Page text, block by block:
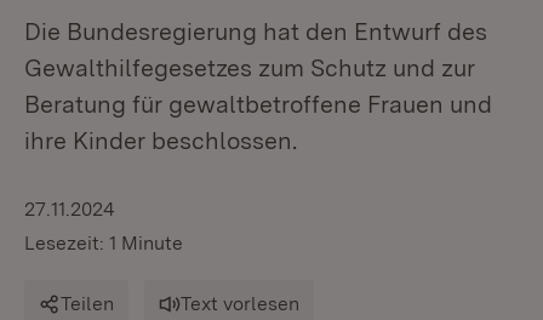
Die Bundesregierung hat den Entwurf des
Gewalthilfegesetzes zum Schutz und zur
Beratung für gewaltbetroffene Frauen und
ihre Kinder beschlossen.
27.11.2024
Lesezeit: 1 Minute
Teilen Text vorlesen